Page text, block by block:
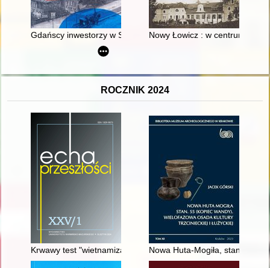
Gdańscy inwestorzy w Sopocie : prestiż finansowy i
Nowy Łowicz : w centrum
ROCZNIK 2024
Krwawy test "wietnamizacji" z perspektywy wywiadu
Nowa Huta-Mogiła, stan. 55